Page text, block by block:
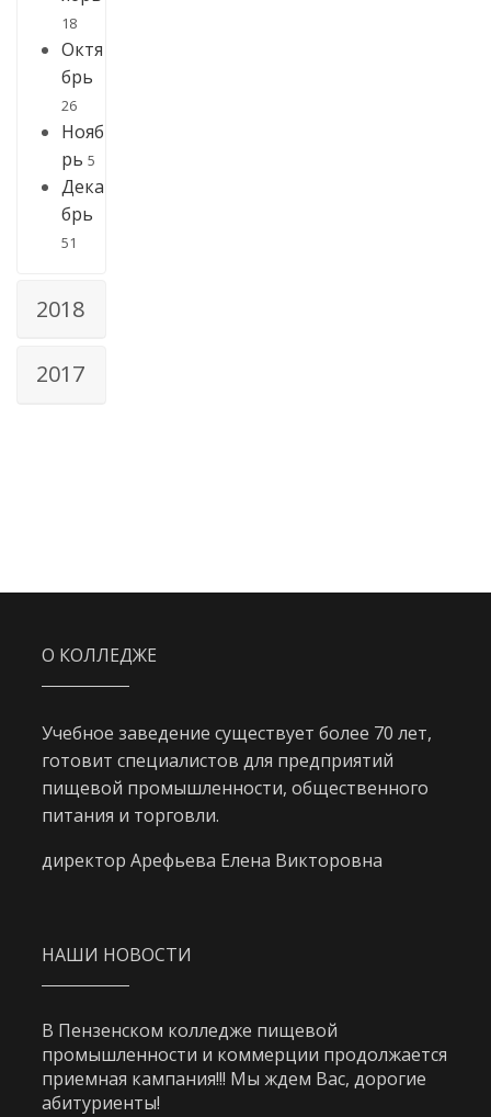
18
Октя
брь
26
Нояб
рь 5
Дека
брь
51
2018
2017
О КОЛЛЕДЖЕ
Учебное заведение существует более 70 лет,
готовит специалистов для предприятий
пищевой промышленности, общественного
питания и торговли.
директор Арефьева Елена Викторовна
НАШИ НОВОСТИ
В Пензенском колледже пищевой
промышленности и коммерции продолжается
приемная кампания!!! Мы ждем Вас, дорогие
абитуриенты!